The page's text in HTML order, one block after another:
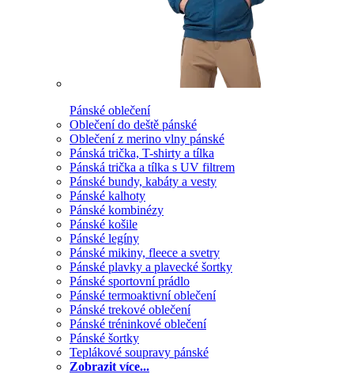
Pánské oblečení
Oblečení do deště pánské
Oblečení z merino vlny pánské
Pánská trička, T-shirty a tílka
Pánská trička a tílka s UV filtrem
Pánské bundy, kabáty a vesty
Pánské kalhoty
Pánské kombinézy
Pánské košile
Pánské legíny
Pánské mikiny, fleece a svetry
Pánské plavky a plavecké šortky
Pánské sportovní prádlo
Pánské termoaktivní oblečení
Pánské trekové oblečení
Pánské tréninkové oblečení
Pánské šortky
Teplákové soupravy pánské
Zobrazit více...